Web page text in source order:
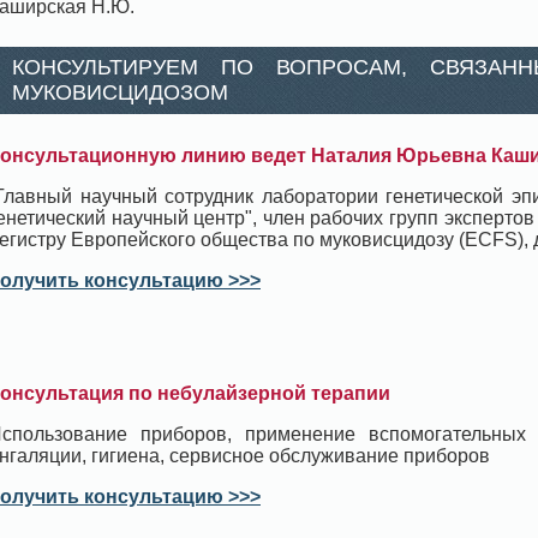
Н.Ю.
КОНСУЛЬТИРУЕМ ПО ВОПРОСАМ,
МУКОВИСЦИДОЗОМ
линию ведет Наталия Юрьевна
научный сотрудник лаборатории генетической
научный центр", член рабочих групп
Европейского общества по муковисцидозу
консультацию >>>
по небулайзерной терапии
приборов, применение
гигиена, сервисное обслуживание приборов
консультацию >>>